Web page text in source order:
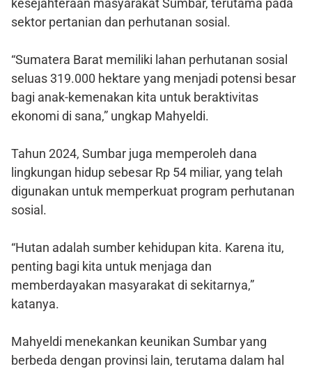
kesejahteraan masyarakat Sumbar, terutama pada
sektor pertanian dan perhutanan sosial.
“Sumatera Barat memiliki lahan perhutanan sosial
seluas 319.000 hektare yang menjadi potensi besar
bagi anak-kemenakan kita untuk beraktivitas
ekonomi di sana,” ungkap Mahyeldi.
Tahun 2024, Sumbar juga memperoleh dana
lingkungan hidup sebesar Rp 54 miliar, yang telah
digunakan untuk memperkuat program perhutanan
sosial.
“Hutan adalah sumber kehidupan kita. Karena itu,
penting bagi kita untuk menjaga dan
memberdayakan masyarakat di sekitarnya,”
katanya.
Mahyeldi menekankan keunikan Sumbar yang
berbeda dengan provinsi lain, terutama dalam hal